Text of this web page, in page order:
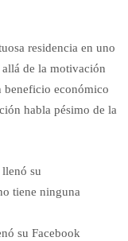
residen­cia en uno
de la motivación
beneficio económico
habla pésimo de la
su Facebook